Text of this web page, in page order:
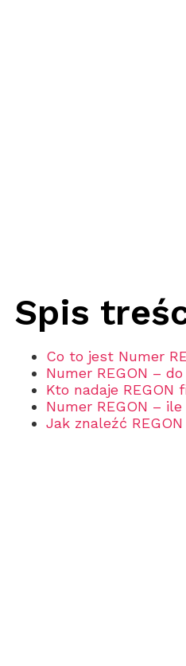
Spis
Co to jest Numer
Numer REGON –
Kto nadaje REGON
Numer REGON –
Jak znaleźć